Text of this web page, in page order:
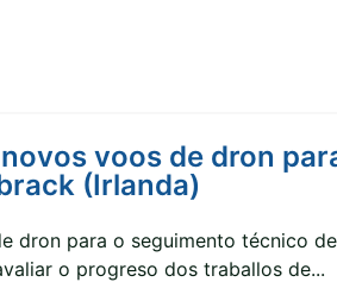
voos de dron
(Irlanda)
dron para o seguimento técnico
o progreso dos traballos de...